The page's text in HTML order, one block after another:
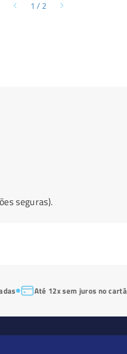
1 /2
seguras).
Até 12x sem juros no